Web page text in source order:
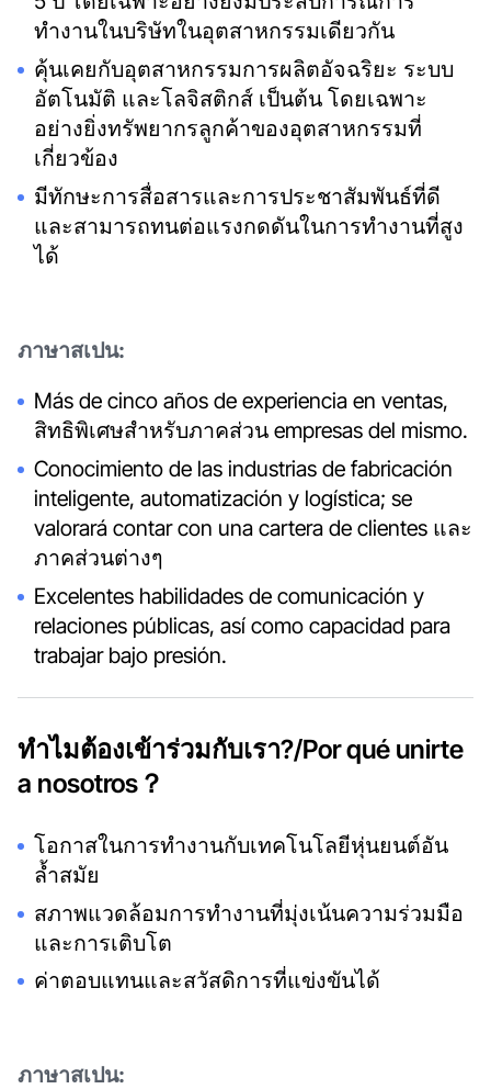
ทำงานในบริษัทในอุตสาหกรรมเดียวกัน
คุ้นเคยกับอุตสาหกรรมการผลิตอัจฉริยะ ระบบ
อัตโนมัติ และโลจิสติกส์ เป็นต้น โดยเฉพาะ
อย่างยิ่งทรัพยากรลูกค้าของอุตสาหกรรมที่
เกี่ยวข้อง
มีทักษะการสื่อสารและการประชาสัมพันธ์ที่ดี
และสามารถทนต่อแรงกดดันในการทำงานที่สูง
ได้
ภาษาสเปน:
Más de cinco años de experiencia en ventas,
สิทธิพิเศษสำหรับภาคส่วน empresas del mismo.
Conocimiento de las industrias de fabricación
inteligente, automatización y logística; se
valorará contar con una cartera de clientes และ
ภาคส่วนต่างๆ
Excelentes habilidades de comunicación y
relaciones públicas, así como capacidad para
trabajar bajo presión.
ทำไมต้องเข้าร่วมกับเรา?/Por qué unirte
a nosotros？
โอกาสในการทำงานกับเทคโนโลยีหุ่นยนต์อัน
ล้ำสมัย
สภาพแวดล้อมการทำงานที่มุ่งเน้นความร่วมมือ
และการเติบโต
ค่าตอบแทนและสวัสดิการที่แข่งขันได้
ภาษาสเปน: